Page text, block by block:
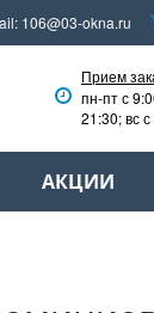
106@03-okna.ru
Прием
пн-пт с
21:30; вс
АКЦИИ